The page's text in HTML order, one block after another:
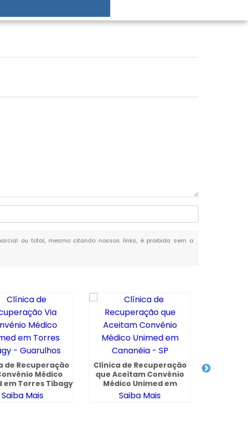
ou total, mesmo citando nossos links, é proibida sem a
de Recuperação
Médico
em Torres Tibagy
- Guarulhos
Saiba Mais
Clínica de Recuperação
que Aceitam Convênio
Médico Unimed em
Cananéia - SP
Saiba Mais